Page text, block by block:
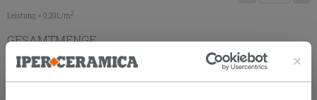
Leistung = 0,20L/m2
GESAMTMENGE
ZUM EINKAUFSKORB